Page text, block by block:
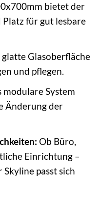
bietet der
für gut lesbare
glatte Glasoberfläche
und pflegen.
modulare System
Änderung der
Ob Büro,
Einrichtung –
passt sich